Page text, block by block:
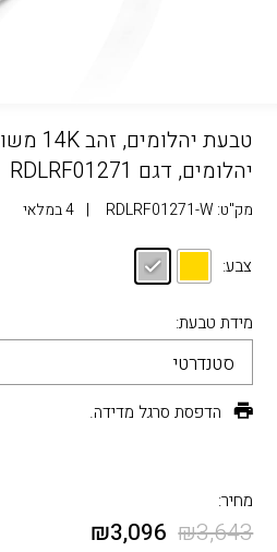
יהלומים, דגם RDLRF01271
מק"ט: RDLRF01271-W
| 4 במלאי
צבע:
מידת טבעת:
סטנדרטי
הדפסת סרגל מדידה.
מחיר:
₪3,643
₪3,096